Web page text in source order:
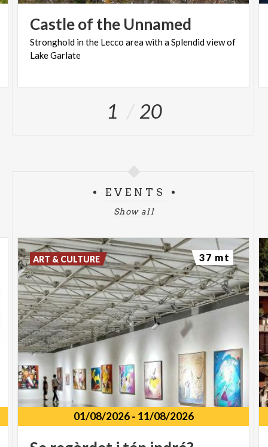
Castleof the Unnamed
Stronghold inthe Lecco areawithaSplendidviewof
LakeGarlate
1 20
EVENTS
Show all
01/08/2026- 11/08/2026
ART & CULTURE 37 mt